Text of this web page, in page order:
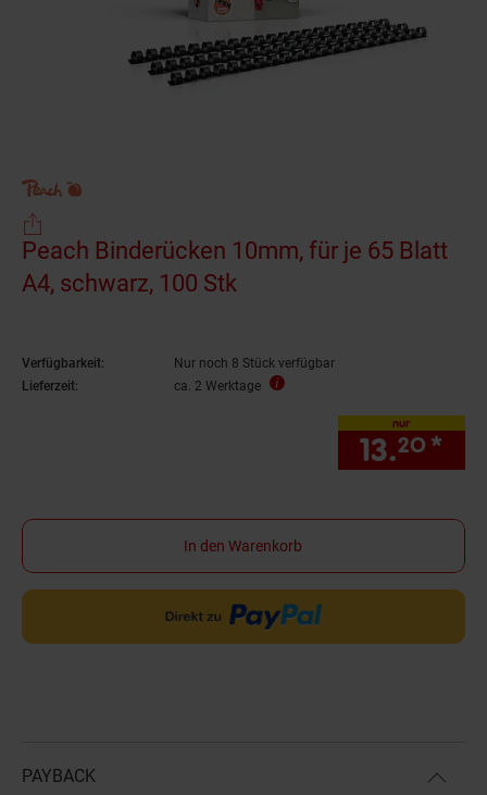
Peach Binderücken 10mm, für je 65 Blatt
A4, schwarz, 100 Stk
Verfügbarkeit:
Nur noch 8 Stück verfügbar
Lieferzeit:
ca. 2 Werktage
nur
13.20 *
In den Warenkorb
PAYBACK